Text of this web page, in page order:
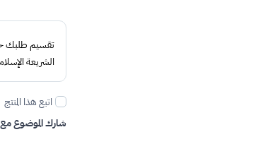
تقسيم طلبك حتى 4
الشريعة
اتبع هذا المنتج
شارك الموضوع